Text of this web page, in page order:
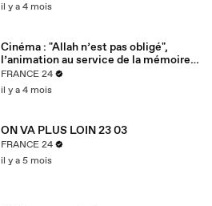
il y a 4 mois
Cinéma : "Allah n’est pas obligé",
l’animation au service de la mémoire
des enfants-soldats
FRANCE 24
il y a 4 mois
ON VA PLUS LOIN 23 03
FRANCE 24
il y a 5 mois